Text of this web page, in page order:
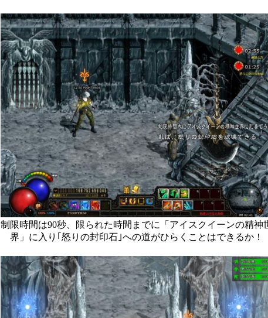
制限時間は90秒、限られた時間までに「アイスクイーンの精神
界」に入り｢怒りの封印石｣への道がひらくことはできるか！